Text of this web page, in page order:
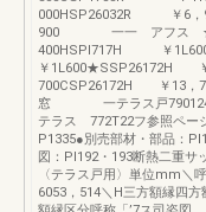
000HSP26032R ￥6
900 一一 アフス
400HSPI717H ￥
￥1L600★SSP26172H
700CSP26172H ￥13，
窓 一テラス戸
テラス 772T22フ参照ペー
P1335●別売部材・部品：
図：Pl192・193断熱二重サ
〈テラス戸用〉単位mm＼
6053，514＼H三方額縁四